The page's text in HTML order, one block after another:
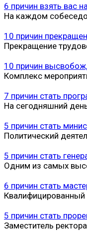
6 причин взять вас
На каждом
10 причин
Прекращение
10 причин
Комплекс
7 причин стать
На сегодняшний
5 причин стать
Политический
5 причин стать
Одним из самых
6 причин стать
Квалифицированный
5 причин стать
Заместитель